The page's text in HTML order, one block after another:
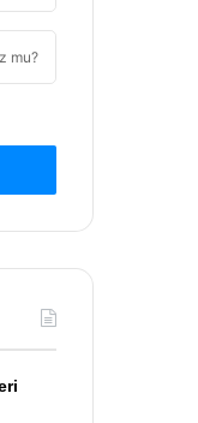
mu?